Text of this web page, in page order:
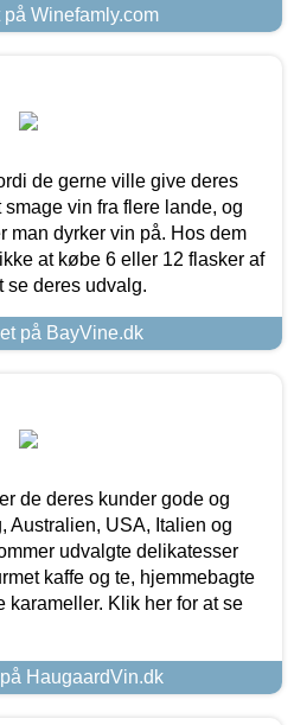
Winefamly.com
de gerne ville give deres
vin fra flere lande, og
man dyrker vin på. Hos dem
at købe 6 eller 12 flasker af
se deres udvalg.
på BayVine.dk
de deres kunder gode og
Australien, USA, Italien og
udvalgte delikatesser
kaffe og te, hjemmebagte
karameller. Klik her for at se
HaugaardVin.dk